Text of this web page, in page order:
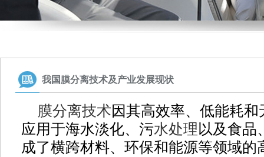
我国膜分离技术及产业发展现状
膜分离技术 因其高效率、低能耗
应用于海水淡化、污水处理 以及食品
成了横跨材料、环保和能源等领域